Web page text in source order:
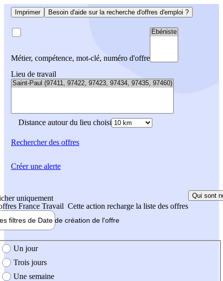
Imprimer Besoin d'aide sur la recherche d'offres d'emploi ?
Métier, compétence, mot-clé, numéro d'offre
Lieu de travail
Distance autour du lieu choisi
Rechercherdes offres
uniquement
France Travail Cette action recharge la liste des offres
Qui sont
filtres de Date de création de l'offre
création de l'offre
Un jour
Trois jours
Une semaine
Créer une alerte